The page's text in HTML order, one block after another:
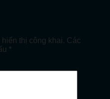
thị công khai. Các
*